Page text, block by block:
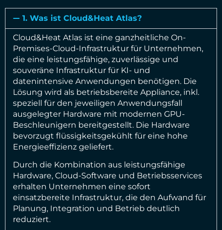
1. Was ist Cloud&Heat Atlas?
Cloud&Heat Atlas ist eine ganzheitliche On-
Premises-Cloud-Infrastruktur für Unternehmen,
die eine leistungsfähige, zuverlässige und
souveräne Infrastruktur für KI- und
datenintensive Anwendungen benötigen. Die
Lösung wird als betriebsbereite Appliance, inkl.
speziell für den jeweiligen Anwendungsfall
ausgelegter Hardware mit modernen GPU-
Beschleunigern bereitgestellt. Die Hardware
bevorzugt flüssigkeitsgekühlt für eine hohe
Energieeffizienz geliefert.
Durch die Kombination aus leistungsfähige
Hardware, Cloud-Software und Betriebsservices
erhalten Unternehmen eine sofort
einsatzbereite Infrastruktur, die den Aufwand für
Planung, Integration und Betrieb deutlich
reduziert.